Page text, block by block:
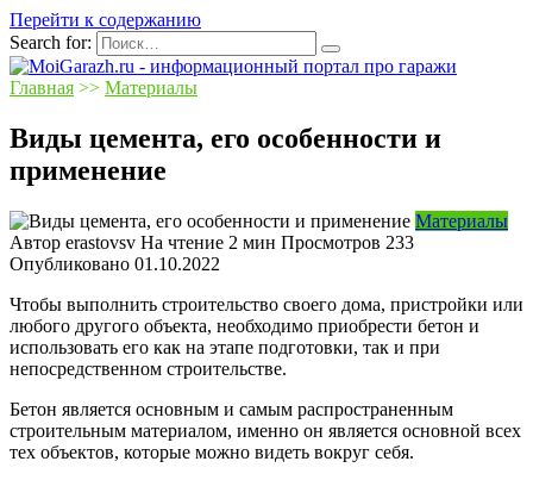
Перейти к содержанию
Search for:
Главная >> Материалы
Виды цемента, его особенности и
применение
Материалы
Автор erastovsv На чтение 2 мин Просмотров 233
Опубликовано 01.10.2022
Чтобы выполнить строительство своего дома, пристройки или
любого другого объекта, необходимо приобрести бетон и
использовать его как на этапе подготовки, так и при
непосредственном строительстве.
Бетон является основным и самым распространенным
строительным материалом, именно он является основной всех
тех объектов, которые можно видеть вокруг себя.